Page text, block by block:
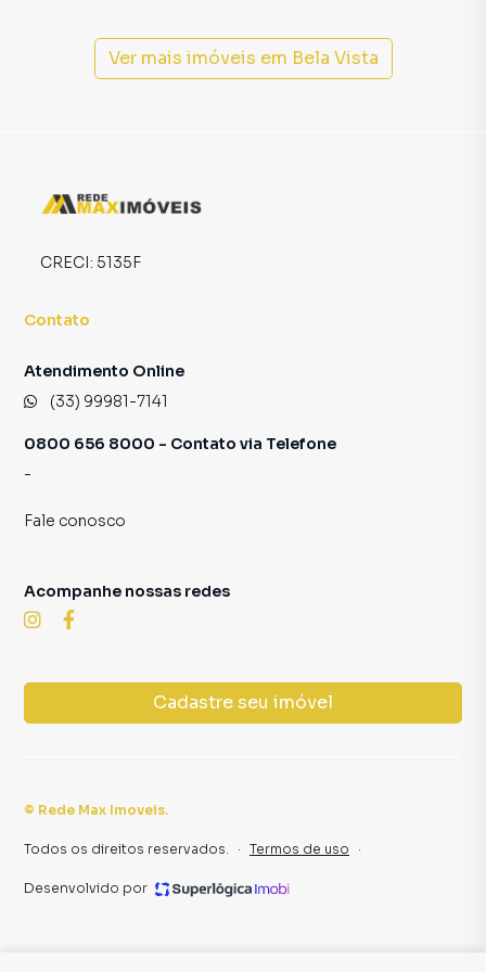
Anuncie seu imóvel! É fácil, rápido e gratuito! A Rede Max
imóvel muito mais rápido do que em imobiliárias
Araçuaí, especialmente em Bela Vista. Isso porque temos
o número de contatos interessados e tendo como
imóvel mais rápido. Contamos também com um time de
programadores, corretores treinados e uma central de
inquilinos.
Ver mais imóveis em Bela Vista
CRECI: 5135F
Contato
Atendimento Online
(33) 99981-7141
0800 656 8000 - Contato via Telefone
-
Fale conosco
Cadastre seu imóvel
Acompanhe nossas redes
© Rede Max Imoveis.
Todos os direitos reservados. · Termos de uso ·
Desenvolvido por